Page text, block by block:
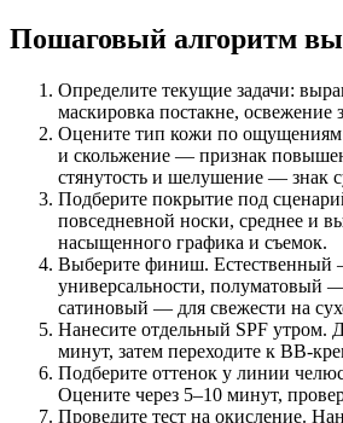
Пошаговый алгоритм
Определите текущие задачи:
маскировка постакне, освежение
Оцените тип кожи по ощущениям
и скольжение — признак
стянутость и шелушение — знак
Подберите покрытие под
повседневной носки, среднее и
насыщенного графика и съемок.
Выберите финиш. Естественный
универсальности, полуматовый
сатиновый — для свежести на
Нанесите отдельный SPF утром.
минут, затем переходите к
Подберите оттенок у линии
Оцените через 5–10 минут,
Проведите тест на окисление.